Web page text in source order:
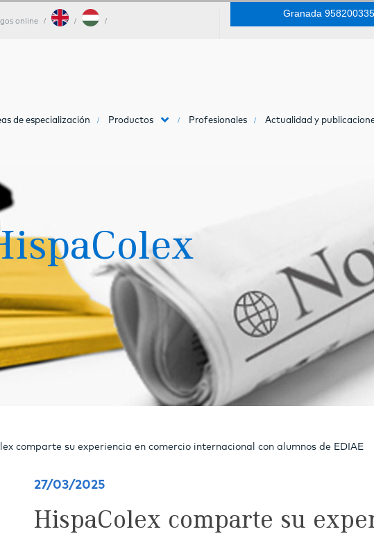
online
Granada 958200335
de especialización Productos Profesionales Actualidad y
comparte su experiencia en comercio internacional con alumnos de EDIAE
27/03/2025
HispaColex comparte su